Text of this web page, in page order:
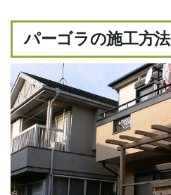
パーゴラの施工方法